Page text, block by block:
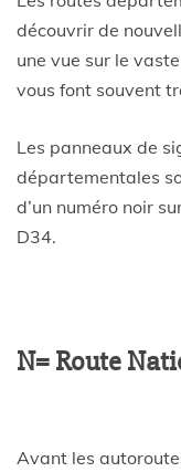
découvrir de
une vue sur le
vous font souvent
Les panneaux de
départementales
d’un numéro noir
D34.
N= Route
Avant les